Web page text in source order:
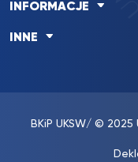
INFORMACJE
INNE
BKiP UKSW/ © 2025